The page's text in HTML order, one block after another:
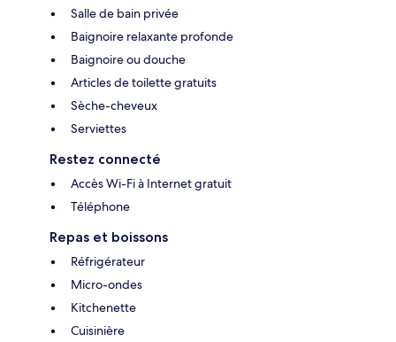
Salle de bain privée
Baignoire relaxante profonde
Baignoire ou douche
Articles de toilette gratuits
Sèche-cheveux
Serviettes
Restez connecté
Accès Wi-Fi à Internet gratuit
Téléphone
Repas et boissons
Réfrigérateur
Micro-ondes
Kitchenette
Cuisinière